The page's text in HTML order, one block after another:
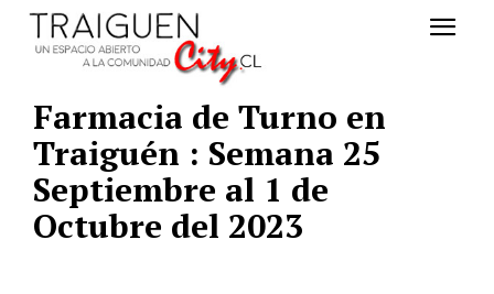
Farmacia de Turno en
Traiguén : Semana 25
Septiembre al 1 de
Octubre del 2023